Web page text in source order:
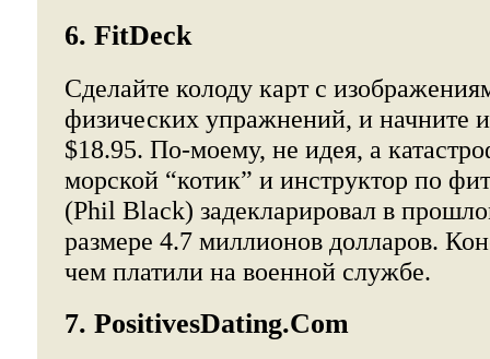
6. FitDeck
Сделайте колоду карт с
физических упражнений, и начните
$18.95. По-моему, не идея, а
морской “котик” и инструктор по
(Phil Black) задекларировал в
размере 4.7 миллионов долларов.
чем платили на военной службе.
7. PositivesDating.Com